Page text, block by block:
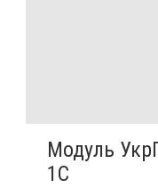
Модуль
1C